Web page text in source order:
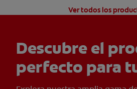
Ver todos los
Descubre el
perfecto para